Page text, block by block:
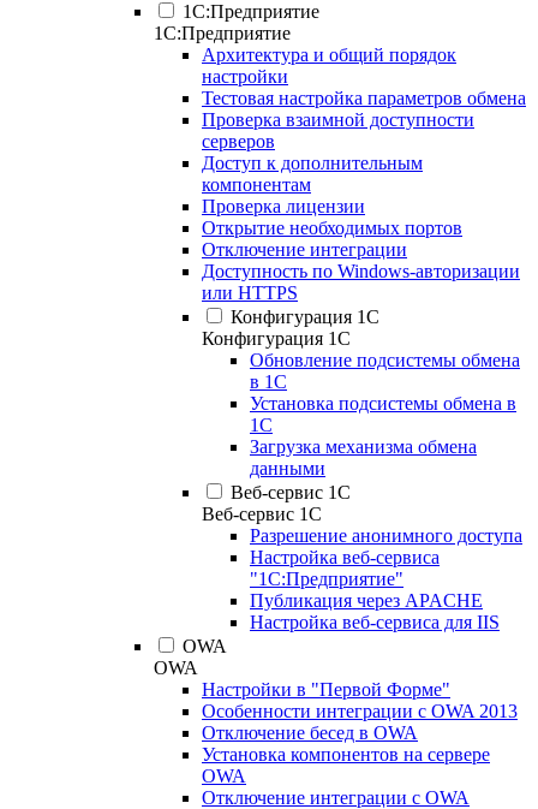
1С:Предприятие
1С:Предприятие
Архитектура и общий порядок
настройки
Тестовая настройка параметров обмена
Проверка взаимной доступности
серверов
Доступ к дополнительным
компонентам
Проверка лицензии
Открытие необходимых портов
Отключение интеграции
Доступность по Windows-авторизации
или HTTPS
Конфигурация 1С
Конфигурация 1С
Обновление подсистемы обмена
в 1С
Установка подсистемы обмена в
1С
Загрузка механизма обмена
данными
Веб-сервис 1С
Веб-сервис 1С
Разрешение анонимного доступа
Настройка веб-сервиса
"1С:Предприятие"
Публикация через APACHE
Настройка веб-сервиса для IIS
OWA
OWA
Настройки в "Первой Форме"
Особенности интеграции с OWA 2013
Отключение бесед в OWA
Установка компонентов на сервере
OWA
Отключение интеграции с OWA